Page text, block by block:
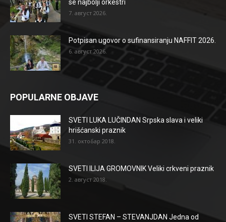
se najbolji orkestri
7. август 2026.
Potpisan ugovor o sufinansiranju NAFFIT 2026.
6. август 2026.
POPULARNE OBJAVE
SVETI LUKA LUČINDAN Srpska slava i veliki
hrišćanski praznik
31. октобар 2018.
SVETI ILIJA GROMOVNIK Veliki crkveni praznik
2. август 2018.
SVETI STEFAN – STEVANJDAN Jedna od